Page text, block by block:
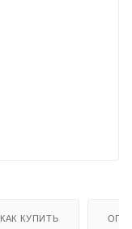
КАК КУПИТЬ